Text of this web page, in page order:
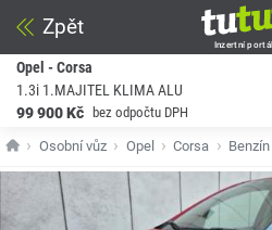
Zpět
Inzertní portál
Opel - Corsa
1.3i 1.MAJITEL KLIMA ALU
99 900 Kč
bez odpočtu DPH
Osobní vůz Opel Corsa Benzín